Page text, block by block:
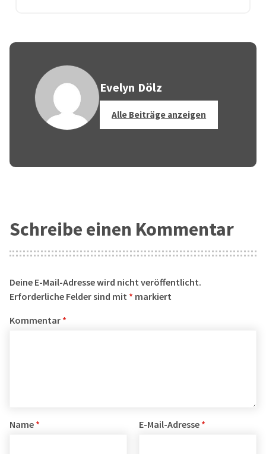
Evelyn Dölz
Alle Beiträge anzeigen
Schreibe einen Kommentar
Deine E-Mail-Adresse wird nicht veröffentlicht.
Erforderliche Felder sind mit * markiert
Kommentar *
Name * E-Mail-Adresse *